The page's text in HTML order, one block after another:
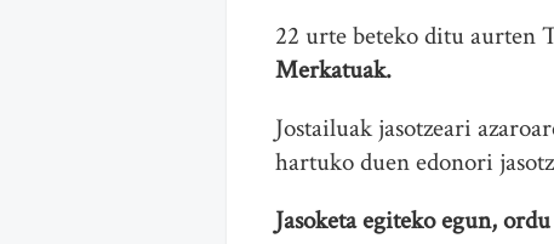
22 urte beteko ditu aurten
Merkatuak.
Jostailuak jasotzeari
hartuko duen edonori
Jasoketa egiteko egun,